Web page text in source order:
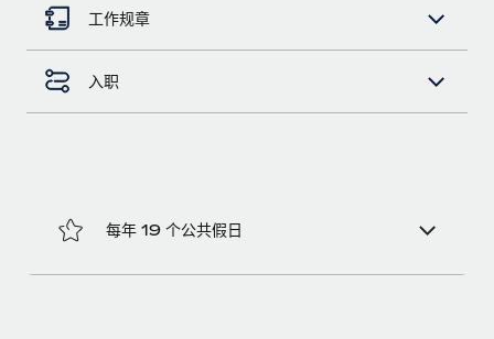
了解更多
工作规章
入职
每年 19 个公共假日